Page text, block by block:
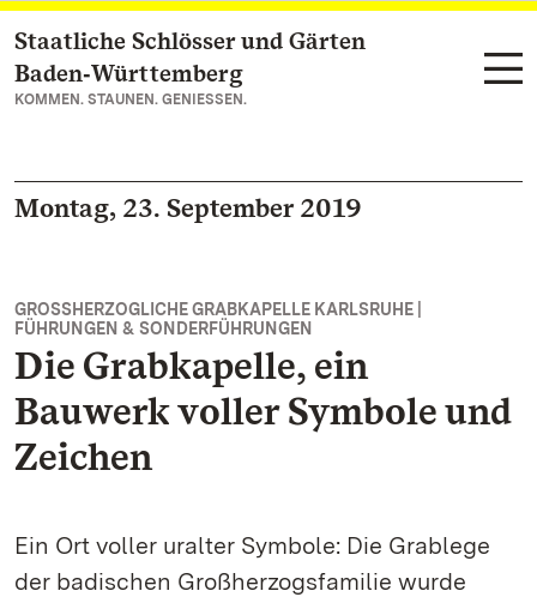
Zum Hauptinhalt springen
Staatliche Schlösser und Gärten
Baden‑Württemberg
KOMMEN. STAUNEN. GENIESSEN.
Montag, 23. September 2019
GROSSHERZOGLICHE GRABKAPELLE KARLSRUHE |
FÜHRUNGEN & SONDERFÜHRUNGEN
Die Grabkapelle, ein
Bauwerk voller Symbole und
Zeichen
Ein Ort voller uralter Symbole: Die Grablege
der badischen Großherzogsfamilie wurde